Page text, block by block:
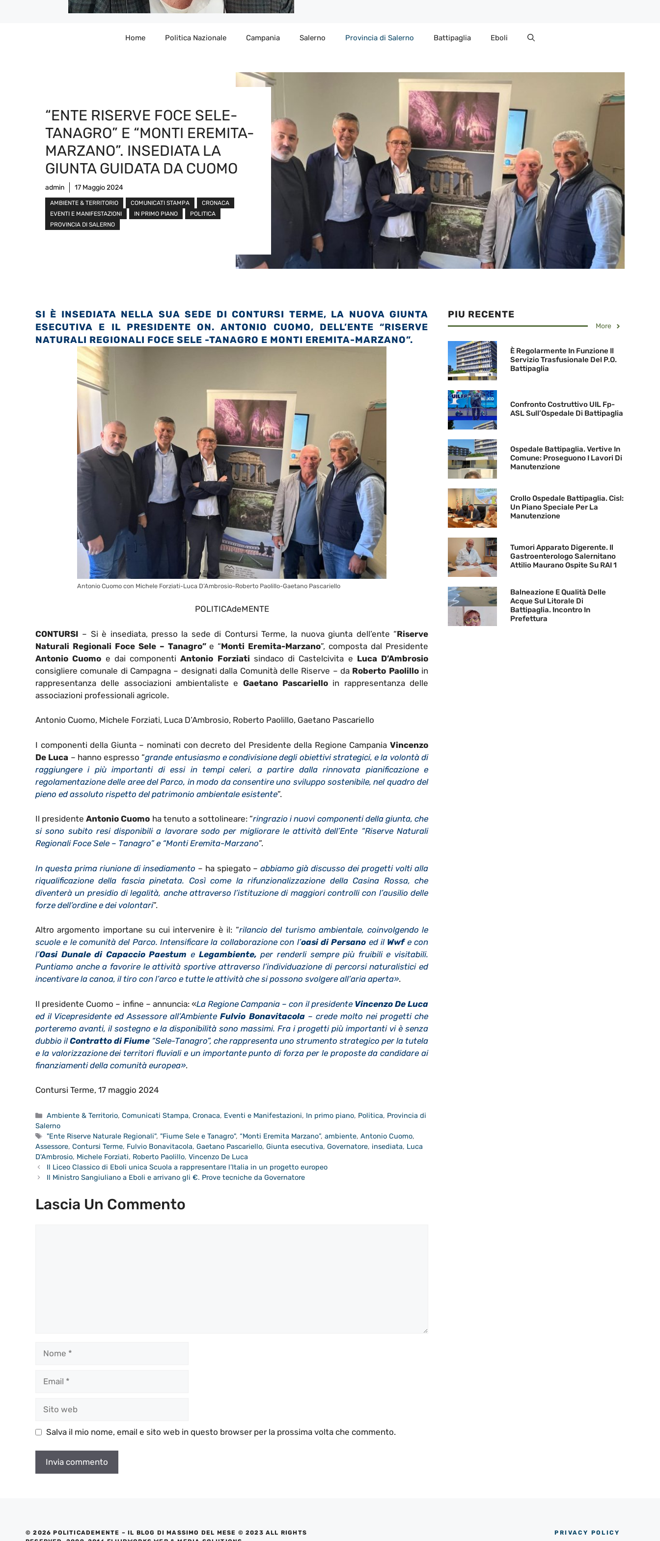
Home Politica Nazionale Campania Salerno Provincia di Salerno Battipaglia Eboli
“ENTE RISERVE FOCE SELE-
TANAGRO” E “MONTI EREMITA-
MARZANO”. INSEDIATA LA
GIUNTA GUIDATA DA CUOMO
admin 17 Maggio 2024
AMBIENTE & TERRITORIO COMUNICATI STAMPA
CRONACA
EVENTI E MANIFESTAZIONI
IN PRIMO PIANO
POLITICA
PROVINCIA DI SALERNO
SI È INSEDIATA NELLA SUA SEDE DI CONTURSI TERME, LA NUOVA GIUNTA
ESECUTIVA E IL PRESIDENTE ON. ANTONIO CUOMO, DELL’ENTE “RISERVE
NATURALI REGIONALI FOCE SELE -TANAGRO E MONTI EREMITA-MARZANO”.
Antonio Cuomo con Michele Forziati-Luca D’Ambrosio-Roberto Paolillo-Gaetano Pascariello
POLITICAdeMENTE
CONTURSI – Si è insediata, presso la sede di Contursi Terme, la nuova giunta dell’ente “Riserve
Naturali Regionali Foce Sele – Tanagro”e “Monti Eremita-Marzano”, composta dal Presidente
Antonio Cuomo e dai componentiAntonio Forziati sindaco di Castelcivita e Luca D’Ambrosio
consigliere comunale di Campagna – designati dalla Comunità delle Riserve – da Roberto Paolilloin
rappresentanza delle associazioni ambientaliste e Gaetano Pascariello in rappresentanza delle
associazioni professionali agricole.
Antonio Cuomo, Michele Forziati, Luca D’Ambrosio, Roberto Paolillo, Gaetano Pascariello
I componenti della Giunta – nominati con decreto del Presidente della Regione Campania Vincenzo
De Luca – hanno espresso “grande entusiasmo e condivisione degli obiettivi strategici, e la volontà di
raggiungere i più importanti di essi in tempi celeri, a partire dalla rinnovata pianificazione e
regolamentazione delle aree del Parco, in modo da consentire uno sviluppo sostenibile, nel quadro del
pieno ed assoluto rispetto del patrimonio ambientale esistente”.
Il presidenteAntonio Cuomo ha tenuto a sottolineare: “ringrazio i nuovi componenti della giunta, che
si sono subito resi disponibili a lavorare sodo per migliorare le attività dell’Ente “Riserve Naturali
Regionali Foce Sele – Tanagro” e “Monti Eremita-Marzano”.
In questa prima riunione di insediamento – ha spiegato –abbiamo già discusso dei progetti volti alla
riqualificazione della fascia pinetata. Così come la rifunzionalizzazione della Casina Rossa, che
diventerà un presidio di legalità, anche attraverso l’istituzione di maggiori controlli con l’ausilio delle
forze dell’ordine e dei volontari”.
Altro argomento importane su cui intervenire è il: “rilancio del turismo ambientale, coinvolgendo le
scuole e le comunità del Parco. Intensificare la collaborazione con l’oasi di Persano ed il Wwfe con
l’Oasi Dunale di Capaccio Paestum e Legambiente, per renderli sempre più fruibili e visitabili.
Puntiamo anche a favorire le attività sportive attraverso l’individuazione di percorsi naturalistici ed
incentivare la canoa, il tiro con l’arco e tutte le attività che si possono svolgere all’aria aperta».
Il presidente Cuomo – infine – annuncia: «La Regione Campania – con il presidente Vincenzo De Luca
ed il Vicepresidente ed Assessore all’AmbienteFulvio Bonavitacola– crede molto nei progetti che
porteremo avanti, il sostegno e la disponibilità sono massimi. Fra i progetti più importanti vi è senza
dubbio ilContratto di Fiume “Sele-Tanagro”, che rappresenta uno strumento strategico per la tutela
e la valorizzazione dei territori fluviali e un importante punto di forza per le proposte da candidare ai
finanziamenti della comunità europea».
Contursi Terme, 17 maggio 2024
Categorie
Ambiente & Territorio,Comunicati Stampa,Cronaca, Eventi e Manifestazioni, In primo piano, Politica, Provincia di
Salerno
Tag
"Ente Riserve Naturale Regionali","Fiume Sele e Tanagro",“Monti Eremita Marzano”,ambiente,Antonio Cuomo,
Assessore, Contursi Terme, Fulvio Bonavitacola, Gaetano Pascariello, Giunta esecutiva, Governatore, insediata, Luca
D'Ambrosio, Michele Forziati, Roberto Paolillo, Vincenzo De Luca
Il Liceo Classico di Eboli unica Scuola a rappresentare l’Italia in un progetto europeo
Il Ministro Sangiuliano a Eboli e arrivano gli €. Prove tecniche da Governatore
Lascia Un Commento
web
Salva il mio nome, email e sito web in questo browser per la prossima volta che commento.
PIU RECENTE
More
È Regolarmente In Funzione Il
Servizio Trasfusionale Del P.O.
Battipaglia
Confronto Costruttivo UIL Fp-
ASL Sull’Ospedale Di Battipaglia
Ospedale Battipaglia. Vertive In
Comune: Proseguono I Lavori Di
Manutenzione
Crollo Ospedale Battipaglia. Cisl:
Un Piano Speciale Per La
Manutenzione
Tumori Apparato Digerente. Il
Gastroenterologo Salernitano
Attilio Maurano Ospite Su RAI 1
Balneazione E Qualità Delle
Acque Sul Litorale Di
Battipaglia. Incontro In
Prefettura
© 2026 POLITICADEMENTE – IL BLOG DI MASSIMO DEL MESE © 2023 ALL RIGHTS
PRIVACY POLICY